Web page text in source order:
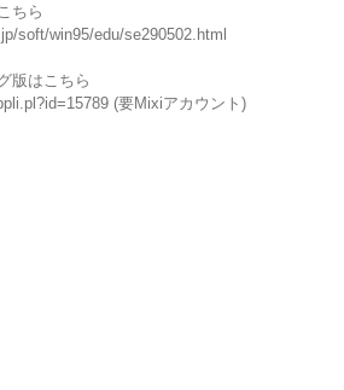
ちら
soft/win95/edu/se290502.html
版はこちら
(要Mixiアカウント)